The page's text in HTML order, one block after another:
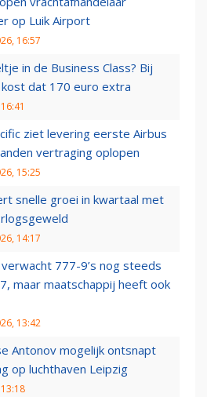
op Luik Airport
16:57
in de Business Class? Bij
kost dat 170 euro extra
ziet levering eerste Airbus
vertraging oplopen
15:25
snelle groei in kwartaal met
14:17
777-9’s nog steeds
maar maatschappij heeft ook
13:42
Antonov mogelijk ontsnapt
op luchthaven Leipzig